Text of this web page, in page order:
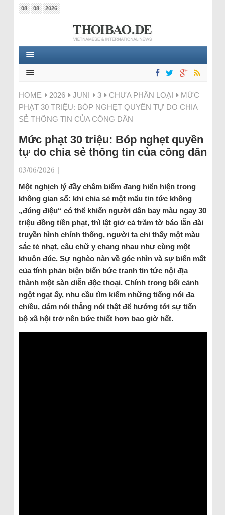
08 08 2026
HOME 2026 JUNI 3 CHƯA PHÂN LOẠI
MỨC
PHẠT 30 TRIỆU: BÓP NGHẸT QUYỀN TỰ DO CHIA
SẺ THÔNG TIN CỦA CÔNG DÂN
Mức phạt 30 triệu: Bóp nghẹt quyền
tự do chia sẻ thông tin của công dân
03/06/2026 |
Một nghịch lý đầy châm biếm đang hiển hiện trong
không gian số: khi chia sẻ một mẩu tin tức không
„đúng điệu“ có thể khiến người dân bay màu ngay 30
triệu đồng tiền phạt, thì lật giở cả trăm tờ báo lẫn đài
truyền hình chính thống, người ta chỉ thấy một màu
sắc tẻ nhạt, câu chữ y chang nhau như cùng một
khuôn đúc. Sự nghèo nàn về góc nhìn và sự biến mất
của tính phản biện biến bức tranh tin tức nội địa
thành một sàn diễn độc thoại. Chính trong bối cảnh
ngột ngạt ấy, nhu cầu tìm kiếm những tiếng nói đa
chiều, dám nói thẳng nói thật để hướng tới sự tiến
bộ xã hội trở nên bức thiết hơn bao giờ hết.